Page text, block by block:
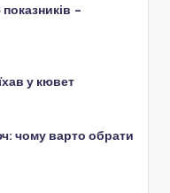
–
у кювет
чому варто обрати